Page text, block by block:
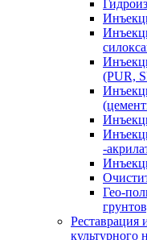
(PUR,
-
Гео-
Реставрация
культурного